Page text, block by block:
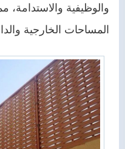
والوظيفية والاستدامة،
المساحات الخارجية